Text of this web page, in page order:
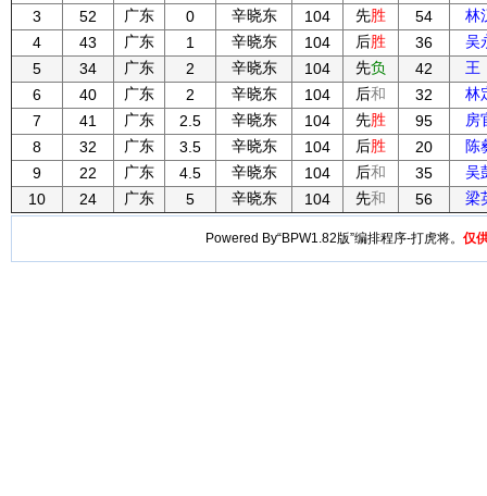
3
52 广东 0 辛晓东 104 先胜 54
林
4
43 广东 1 辛晓东 104 后胜 36
吴
5
34 广东 2 辛晓东 104 先负 42
6
40 广东 2 辛晓东 104 后和 32
林
7
41 广东 2.5 辛晓东 104 先胜 95
房
8
32 广东 3.5 辛晓东 104 后胜 20
陈
9
22 广东 4.5 辛晓东 104 后和 35
吴
10
24 广东 5 辛晓东 104 先和 56 梁
Powered By“BPW1.82版”编排程序-打虎将。 仅